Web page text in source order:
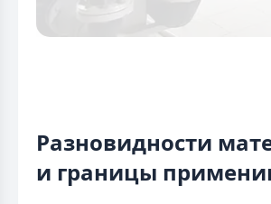
Разновидности
и границы